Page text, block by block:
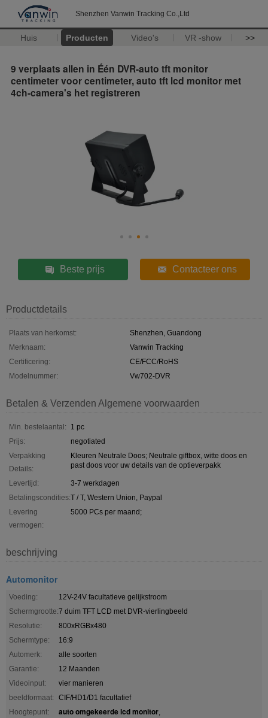
Shenzhen Vanwin Tracking Co.,Ltd
Huis Producten Video's VR -show >>
9 verplaats allen in Één DVR-auto tft monitor
centimeter voor centimeter, auto tft lcd monitor met
4ch-camera's het registreren
Beste prijs Contacteer ons
Productdetails
Plaats van herkomst:
Shenzhen, Guandong
Merknaam:
Vanwin Tracking
Certificering:
CE/FCC/RoHS
Modelnummer:
Vw702-DVR
Betalen & Verzenden Algemene voorwaarden
Min. bestelaantal:
1 pc
Prijs:
negotiated
Verpakking
Details:
Kleuren Neutrale Doos; Neutrale giftbox, witte doos en
past doos voor uw details van de optieverpakk
Levertijd:
3-7 werkdagen
Betalingscondities:T / T, Western Union, Paypal
Levering
vermogen:
5000 PCs per maand;
beschrijving
Automonitor
Voeding:
12V-24V facultatieve gelijkstroom
Schermgrootte:7 duim TFT LCD met DVR-vierlingbeeld
Resolutie:
800xRGBx480
Schermtype:
16:9
Automerk:
alle soorten
Garantie:
12 Maanden
Videoinput:
vier manieren
beeldformaat:
CIF/HD1/D1 facultatief
Hoogtepunt:
auto omgekeerde lcd monitor,